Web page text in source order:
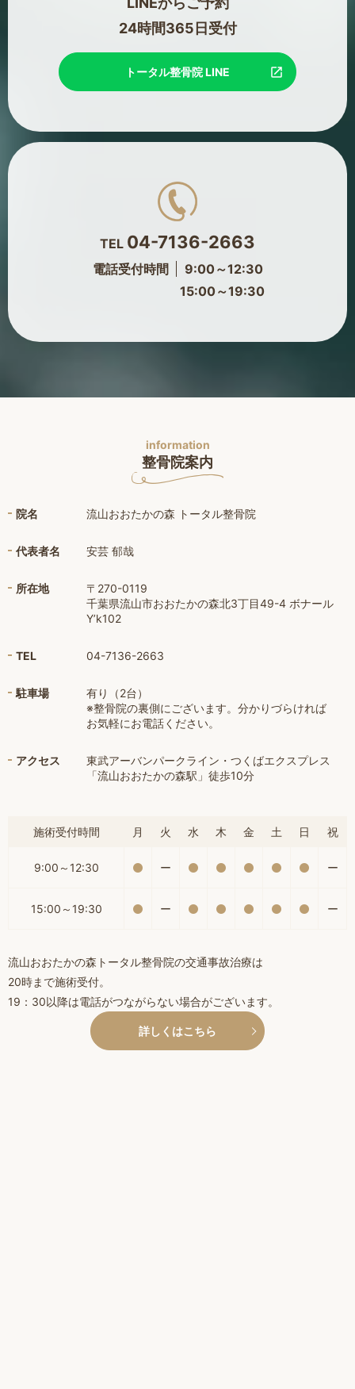
24時間365日受付
トータル整骨院 LINE
TEL 04-7136-2663
電話受付時間
9:00～12:30
15:00～19:30
information
整骨院案内
院名 流山おおたかの森 トータル整骨院
代表者名 安芸 郁哉
所在地
〒270-0119
千葉県流山市おおたかの森北3丁目49-4 ボナール
Y’k102
TEL 04-7136-2663
駐車場
有り（2台）
※整骨院の裏側にございます。分かりづらければ
お気軽にお電話ください。
アクセス
東武アーバンパークライン・つくばエクスプレス
「流山おおたかの森駅」徒歩10分
施術受付時間 月 火 水 木 金 土 日 祝
9:00～12:30 ー ー
15:00～19:30 ー ー
流山おおたかの森トータル整骨院の交通事故治療は
20時まで施術受付。
19：30以降は電話がつながらない場合がございます。
詳しくはこちら